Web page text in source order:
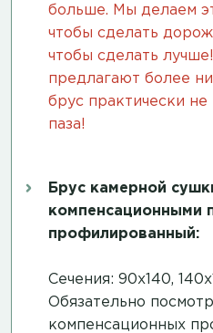
больше. Мы делаем
чтобы сделать
чтобы сделать
предлагают более
брус практически
паза!
Брус камерной
компенсационными
профилированный:
Сечения: 90х140,
Обязательно
компенсационных